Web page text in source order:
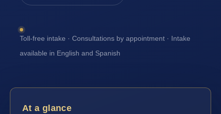
Toll-free intake · Consultations by appointment · Intake
available in English and Spanish
At a glance